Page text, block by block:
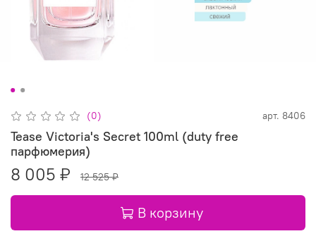
(0) арт. 8406
Tease Victoria's Secret 100ml (duty free
парфюмерия)
8 005 ₽ 12 525 ₽
В корзину